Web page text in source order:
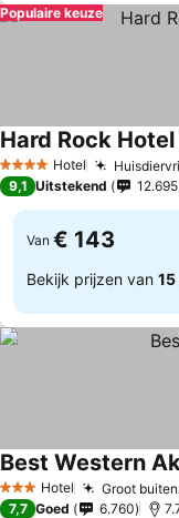
Populaire keuze
4 SterrenHotel
Hard Rock
9,1 Uitstekend 12.695
Van € 143
Bekijk prijzen van
3 SterrenHotel Groot
Best Western
7,7 Goed 6.760